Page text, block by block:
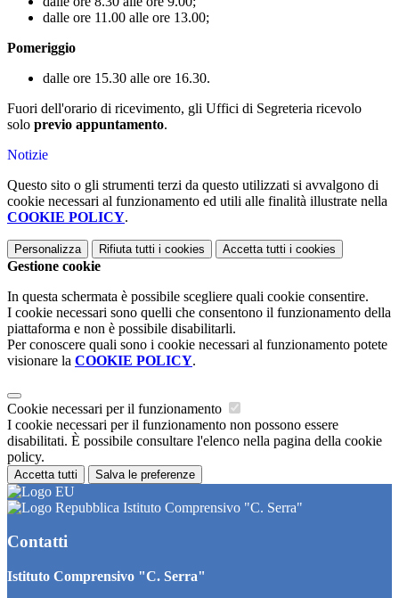
dalle ore 11.00 alle ore 13.00;
Pomeriggio
dalle ore 15.30 alle ore 16.30.
Fuori dell'orario di ricevimento, gli Uffici di Segreteria ricevolo
solo previo appuntamento.
Notizie
Questo sito o gli strumenti terzi da questo utilizzati si avvalgono di
cookie necessari al funzionamento ed utili alle finalità illustrate nella
COOKIE POLICY.
Personalizza Rifiuta tutti i cookies Accetta tutti i cookies
Gestione cookie
In questa schermata è possibile scegliere quali cookie consentire.
I cookie necessari sono quelli che consentono il funzionamento della
piattaforma e non è possibile disabilitarli.
Per conoscere quali sono i cookie necessari al funzionamento potete
visionare la COOKIE POLICY.
Cookie necessari per il funzionamento
I cookie necessari per il funzionamento non possono essere
disabilitati. È possibile consultare l'elenco nella pagina della cookie
policy.
Accetta tutti Salva le preferenze
Istituto Comprensivo "C. Serra"
Contatti
Istituto Comprensivo "C. Serra"